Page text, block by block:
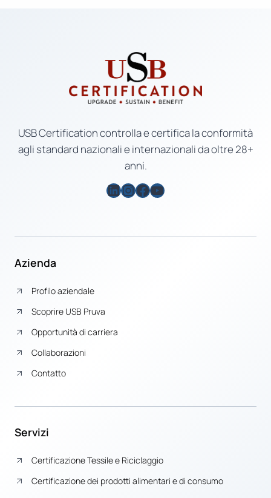
USB Certification controlla e certifica la conformità
agli standard nazionali e internazionali da oltre 28+
anni.
LinkedIn
Instagram
Facebook
YouTube
Azienda
Profilo aziendale
Scoprire USB Pruva
Opportunità di carriera
Collaborazioni
Contatto
Servizi
Certificazione Tessile e Riciclaggio
Certificazione dei prodotti alimentari e di consumo